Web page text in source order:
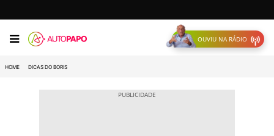
OUVIU NA RÁDIO
HOME DICAS DO BORIS